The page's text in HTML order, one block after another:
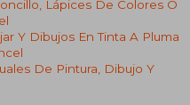
Lápices De Colores O
Y Dibujos En Tinta A Pluma
De Pintura, Dibujo Y